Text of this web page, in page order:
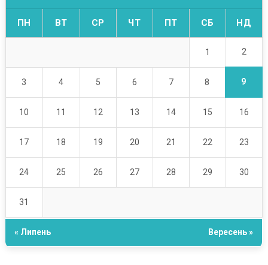
ПН ВТ СР ЧТ ПТ СБ НД
1 2
3 4 5 6 7 8 9
10 11 12 13 14 15 16
17 18 19 20 21 22 23
24 25 26 27 28 29 30
31
« Липень Вересень »